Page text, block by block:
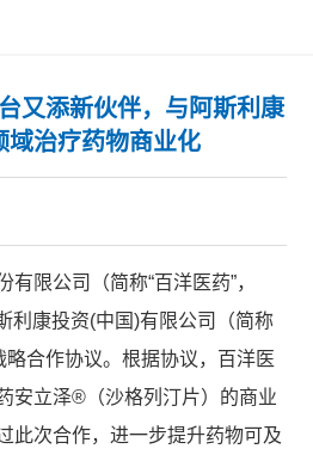
又添新伙伴，与阿斯利康
域治疗药物商业化
限公司（简称“百洋医药”，
利康投资(中国)有限公司（简称
略合作协议。根据协议，百洋医
安立泽®（沙格列汀片）的商业
此次合作，进一步提升药物可及